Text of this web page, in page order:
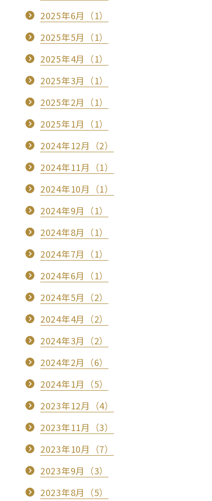
2025年6月（1）
2025年5月（1）
2025年4月（1）
2025年3月（1）
2025年2月（1）
2025年1月（1）
2024年12月（2）
2024年11月（1）
2024年10月（1）
2024年9月（1）
2024年8月（1）
2024年7月（1）
2024年6月（1）
2024年5月（2）
2024年4月（2）
2024年3月（2）
2024年2月（6）
2024年1月（5）
2023年12月（4）
2023年11月（3）
2023年10月（7）
2023年9月（3）
2023年8月（5）